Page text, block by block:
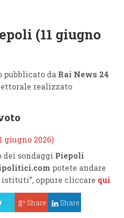
(11 giugno
pubblicato da Rai News 24
realizzato
dei sondaggi Piepoli
potete andare
oppure cliccare qui.
Share Share